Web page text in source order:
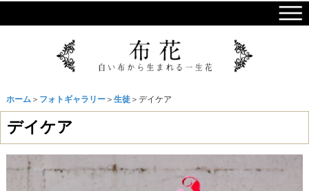
ホーム＞ フォトギャラリー＞ 生徒＞デイケア
デイケア